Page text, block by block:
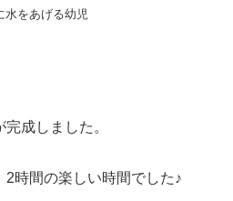
水をあげる幼児
成しました。
時間の楽しい時間でした♪